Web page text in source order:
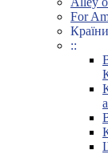
For
Країни
::